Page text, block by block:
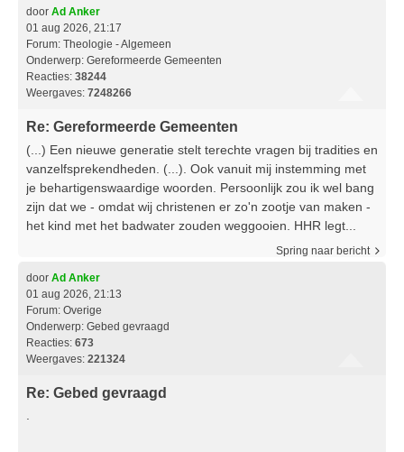
door Ad Anker
01 aug 2026, 21:17
Forum: Theologie - Algemeen
Onderwerp: Gereformeerde Gemeenten
Reacties: 38244
Weergaves: 7248266
Re: Gereformeerde Gemeenten
(...) Een nieuwe generatie stelt terechte vragen bij tradities en
vanzelfsprekendheden. (...). Ook vanuit mij instemming met
je behartigenswaardige woorden. Persoonlijk zou ik wel bang
zijn dat we - omdat wij christenen er zo'n zootje van maken -
het kind met het badwater zouden weggooien. HHR legt...
Spring naar bericht
door Ad Anker
01 aug 2026, 21:13
Forum: Overige
Onderwerp: Gebed gevraagd
Reacties: 673
Weergaves: 221324
Re: Gebed gevraagd
.